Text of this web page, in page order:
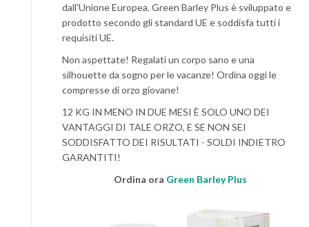
dall'Unione Europea. Green Barley Plus è sviluppato e
prodotto secondo gli standard UE e soddisfa tutti i
requisiti UE.
Non aspettate! Regalati un corpo sano e una
silhouette da sogno per le vacanze! Ordina oggi le
compresse di orzo giovane!
12 KG IN MENO IN DUE MESI È SOLO UNO DEI
VANTAGGI DI TALE ORZO, E SE NON SEI
SODDISFATTO DEI RISULTATI - SOLDI INDIETRO
GARANTITI!
Ordina ora Green Barley Plus